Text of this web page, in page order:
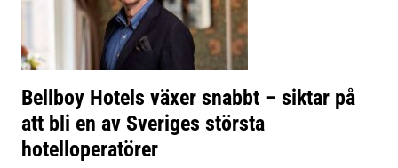
Bellboy Hotels växer snabbt – siktar på
att bli en av Sveriges största
hotelloperatörer